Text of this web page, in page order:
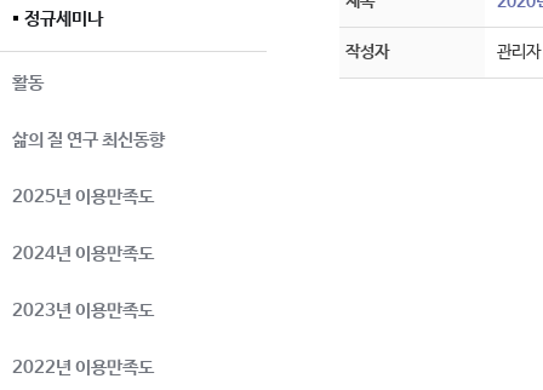
정규세미나
활동
삶의 질 연구 최신동향
2025년 이용만족도
2024년 이용만족도
2023년 이용만족도
2022년 이용만족도
작성자 관리자